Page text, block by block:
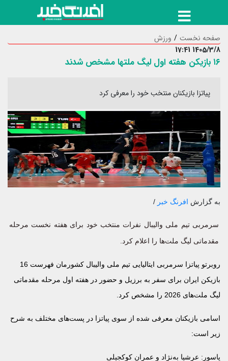
صفحه نخست
ورزش
1405/3/8 17:41
۱۶ بازیکن هفته اول لیگ ملتها مشخص شدند
پیاتزا بازیکنان منتخب خود را معرفی کرد
به گزارش افرنگ خبر /
سرمربی تیم ملی والیبال نفرات منتخب خود برای هفته نخست مرحله
مقدماتی لیگ ملت‌ها را اعلام کرد.
روبرتو پیاتزا سرمربی ایتالیایی تیم ملی والیبال کشورمان فهرست 16
بازیکن ایران برای سفر به برزیل و حضور در هفته اول مرحله مقدماتی
لیگ ملت‌های 2026 را مشخص کرد.
اسامی بازیکنان معرفی شده از سوی پیاتزا در پست‌های مختلف به شرح
زیر است:
پاسور: عرشیا به‌نژاد و عمران کوکجیلی